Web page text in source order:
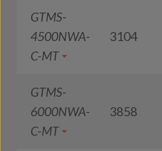
GTMS-
4500NWA-
C-MT
3104
GTMS-
6000NWA-
C-MT
3858